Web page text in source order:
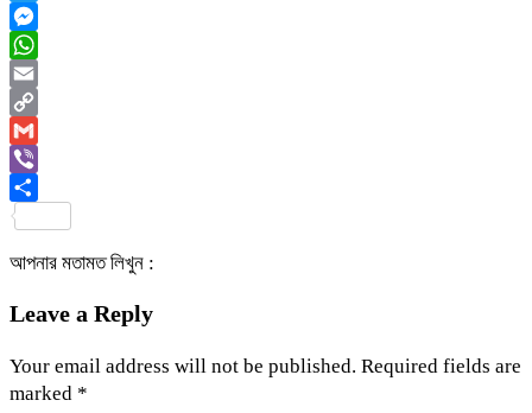
Twitter
Messenger
WhatsApp
Email
Copy
Link
Gmail
Viber
আপনার মতামত লিখুন :
Leave a Reply
Your email address will not be published. Required fields are
marked *